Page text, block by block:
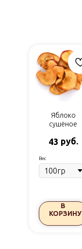
Яблоко
сушёное
43 руб.
Вес
В
КОРЗИНУ